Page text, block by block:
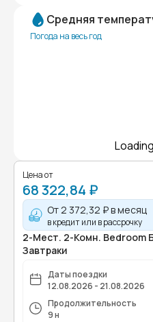
Средняя
Погода на весь год
Цена от
68 322,84 ₽
От2 372,32 ₽в месяц
в кредит или в рассрочку
2-Мест. 2-Комн. Bedroom
Завтраки
Даты поездки
12.08.2026 - 21.08.2026
Продолжительность
9 н